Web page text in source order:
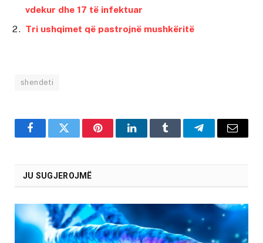
vdekur dhe 17 të infektuar
Tri ushqimet që pastrojnë mushkëritë
shendeti
FacebookTwitter PinterestLinkedInTumblr TelegramEmail
JU SUGJEROJMË